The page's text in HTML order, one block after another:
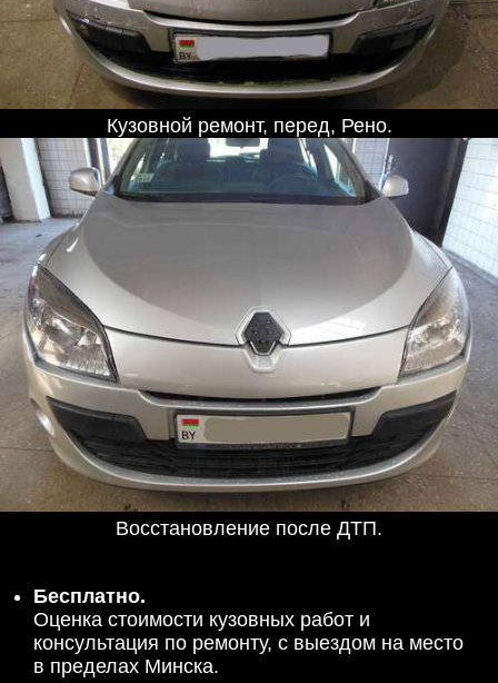
Кузовной ремонт, перед, Рено.
Восстановление после ДТП.
Бесплатно.
Оценка стоимости кузовных работ и
консультация по ремонту, с выездом на место
в пределах Минска.